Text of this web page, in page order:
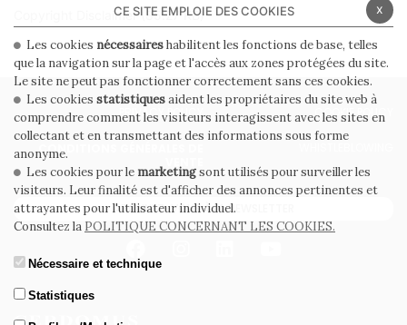
Copyright Disclaimer(85.27 KB)
PRIVACY POLICY COOKIE POLICY
CONDITIONS GÉNÉRALES DE
ABONNEZ-VOUS À LA NEWSLETTER
x
CE SITE EMPLOIE DES COOKIES
Les cookies nécessaireshabilitent les fonctions de base, telles
que la navigation sur la page et l'accès aux zones protégées du site.
Le site ne peut pas fonctionner correctement sans ces cookies.
Les cookies statistiquesaident les propriétaires du site web à
comprendre comment les visiteurs interagissent avec les sites en
collectant et en transmettant des informations sous forme
anonyme.
Les cookies pour le marketingsont utilisés pour surveiller les
visiteurs. Leur finalité est d'afficher des annonces pertinentes et
attrayantes pour l'utilisateur individuel.
Consultez la POLITIQUE CONCERNANT LES COOKIES.
Nécessaire et technique
Statistiques